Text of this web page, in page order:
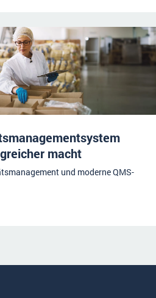
macht
und moderne QMS-